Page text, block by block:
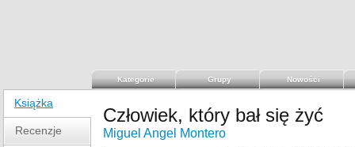
Kategorie Grupy Nowości
Książka
Recenzje
Człowiek, który bał się żyć
Miguel Angel Montero